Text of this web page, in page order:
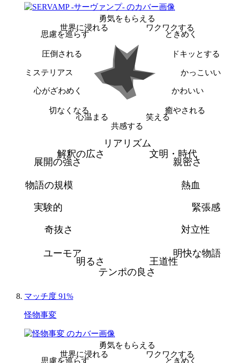
勇気をもらえる
ワクワクする
ときめく
ドキッとする
かっこいい
かわいい
癒やされる
笑える
共感する
心温まる
切なくなる
心がざわめく
ミステリアス
圧倒される
思慮を巡らす
世界に浸れる
リアリズム
文明・時代
親密さ
熱血
緊張感
対立性
明快な物語
王道性
テンポの良さ
明るさ
ユーモア
奇抜さ
実験的
物語の規模
展開の強さ
解釈の広さ
マッチ度 91%
怪物事変
勇気をもらえる
ワクワクする
ときめく
思慮を巡らす
世界に浸れる